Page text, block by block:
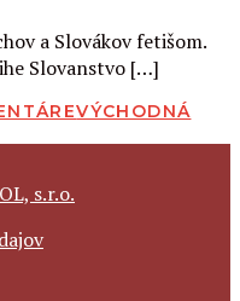
a Slovákov fetišom.
Slovanstvo […]
VÝCHODNÁ
s.r.o.